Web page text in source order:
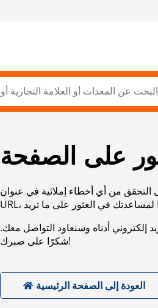
على الصفحة
التحقق من أي أخطاء إملائية في عنوان
أدناه وسنعاود التواصل معك.
شكرًا على صبرك!
العودة إلى الصفحة الرئيسية